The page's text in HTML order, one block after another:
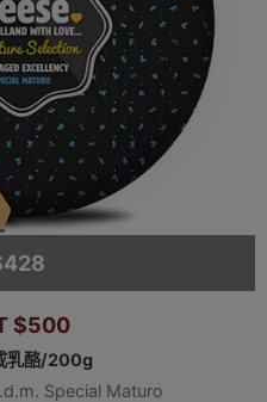
$500
乳酪/200g
Special Maturo